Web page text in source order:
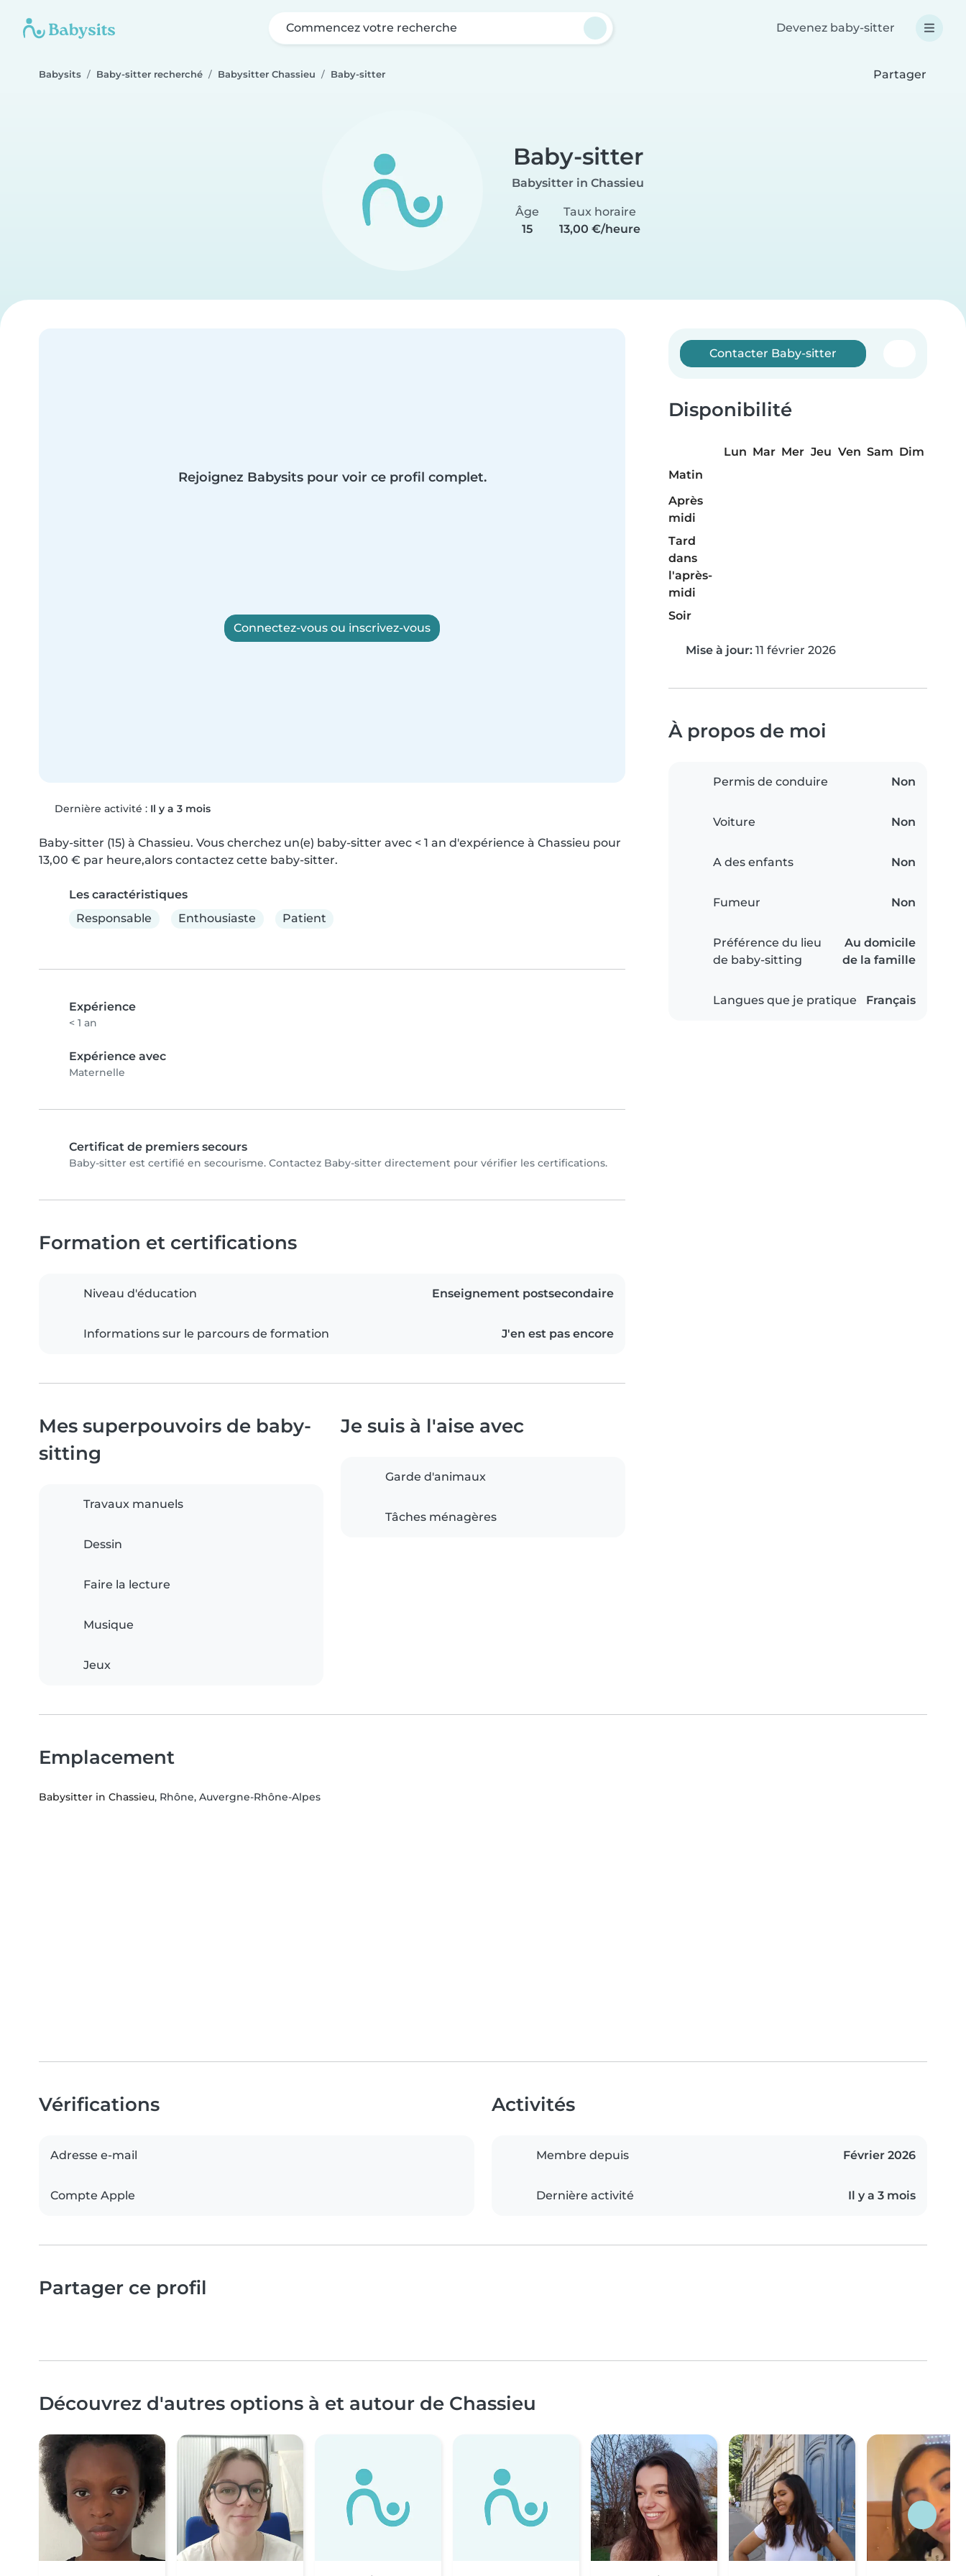
Commencez votre recherche Devenez baby-sitter
Babysits Baby-sitter recherché Babysitter Chassieu Baby-sitter Partager
Baby-sitter
Babysitter in Chassieu
Âge
15
Taux horaire
13,00 €/heure
Rejoignez Babysits pour voir ce profil complet.
Connectez-vous ou inscrivez-vous
Dernière activité : Il y a 3 mois
Baby-sitter (15) à Chassieu. Vous cherchez un(e) baby-sitter avec < 1 an d'expérience à Chassieu pour
13,00 € par heure,alors contactez cette baby-sitter.
Les caractéristiques
Responsable
Enthousiaste Patient
Expérience
< 1 an
Expérience avec
Maternelle
Certificat de premiers secours
Baby-sitter est certifié en secourisme. Contactez Baby-sitter directement pour vérifier les certifications.
Contacter Baby-sitter
Disponibilité
Lun Mar Mer Jeu Ven Sam Dim
Matin
Après
midi
Tard
dans
l'après-
midi
Soir
Mise à jour: 11 février 2026
À propos de moi
Permis de conduire Non
Voiture Non
A des enfants Non
Fumeur Non
Préférence du lieu
de baby-sitting
Au domicile
de la famille
Langues que je pratique Français
Formation et certifications
Niveau d'éducation Enseignement postsecondaire
Informations sur le parcours de formation J'en est pas encore
Mes superpouvoirs de baby-
sitting
Travaux manuels
Dessin
Faire la lecture
Musique
Jeux
Je suis à l'aise avec
Garde d'animaux
Tâches ménagères
Emplacement
Babysitter in Chassieu, Rhône, Auvergne-Rhône-Alpes
Vérifications
Adresse e-mail
Compte Apple
Activités
Membre depuis Février 2026
Dernière activité Il y a 3 mois
Partager ce profil
Découvrez d'autres options à et autour de Chassieu